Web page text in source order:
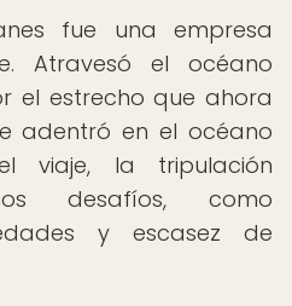
fue una empresa
Atravesó el océano
el estrecho que ahora
adentró en el océano
viaje, la tripulación
desafíos, como
y escasez de